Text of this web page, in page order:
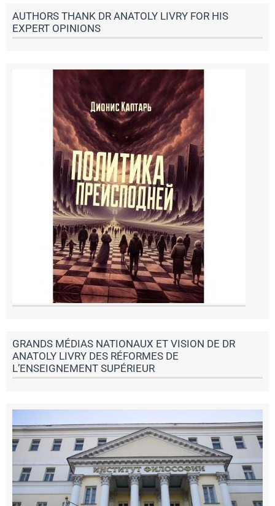
AUTHORS THANK DR ANATOLY LIVRY FOR HIS
EXPERT OPINIONS
GRANDS MÉDIAS NATIONAUX ET VISION DE DR
ANATOLY LIVRY DES RÉFORMES DE
L’ENSEIGNEMENT SUPÉRIEUR